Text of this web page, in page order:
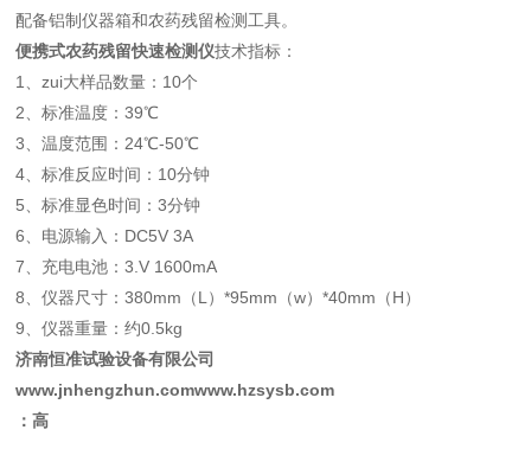
配备铝制仪器箱和农药残留检测工具。
便携式农药残留快速检测仪技术指标：
1、zui大样品数量：10个
2、标准温度：39℃
3、温度范围：24℃-50℃
4、标准反应时间：10分钟
5、标准显色时间：3分钟
6、电源输入：DC5V 3A
7、充电电池：3.V 1600mA
8、仪器尺寸：380mm（L）*95mm（w）*40mm（H）
9、仪器重量：约0.5kg
济南恒准试验设备有限公司
www.jnhengzhun.comwww.hzsysb.com
：高